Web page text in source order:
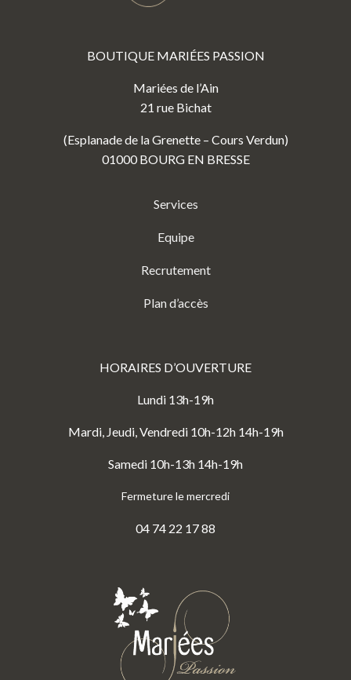
BOUTIQUE MARIÉES PASSION
Mariées de l’Ain
21 rue Bichat
(Esplanade de la Grenette – Cours Verdun)
01000 BOURG EN BRESSE
Services
Equipe
Recrutement
Plan d’accès
HORAIRES D’OUVERTURE
Lundi 13h-19h
Mardi, Jeudi, Vendredi 10h-12h 14h-19h
Samedi 10h-13h 14h-19h
Fermeture le mercredi
04 74 22 17 88